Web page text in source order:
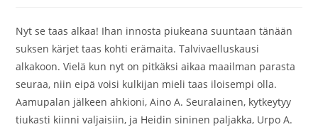
Nyt se taas alkaa! Ihan innosta piukeana suuntaan tänään
suksen kärjet taas kohti erämaita. Talvivaelluskausi
alkakoon. Vielä kun nyt on pitkäksi aikaa maailman parasta
seuraa, niin eipä voisi kulkijan mieli taas iloisempi olla.
Aamupalan jälkeen ahkioni, Aino A. Seuralainen, kytkeytyy
tiukasti kiinni valjaisiin, ja Heidin sininen paljakka, Urpo A.